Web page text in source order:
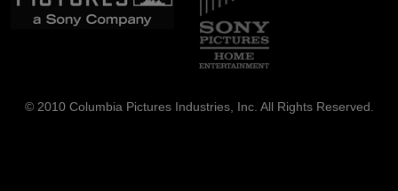
© 2010 Columbia Pictures Industries, Inc. All Rights Reserved.